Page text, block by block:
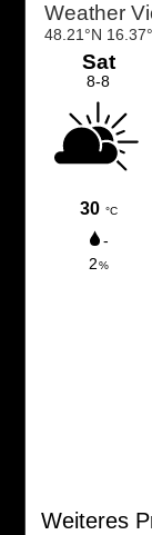
Weiteres